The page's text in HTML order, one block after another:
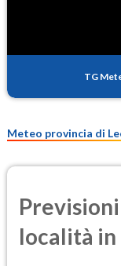
PM25
TG
Meteo provincia di
località in